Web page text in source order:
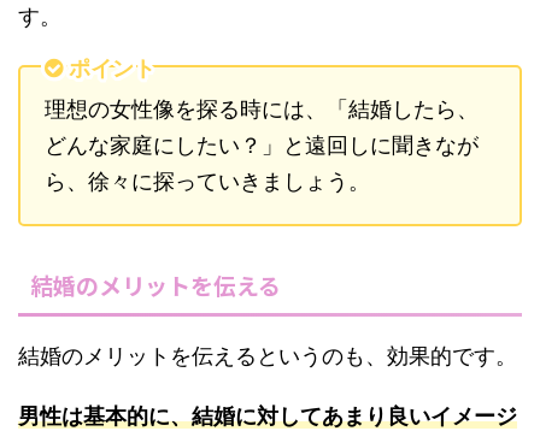
す。
ポイント
理想の女性像を探る時には、「結婚したら、
どんな家庭にしたい？」と遠回しに聞きなが
ら、徐々に探っていきましょう。
結婚のメリットを伝える
結婚のメリットを伝えるというのも、効果的です。
男性は基本的に、結婚に対してあまり良いイメージ